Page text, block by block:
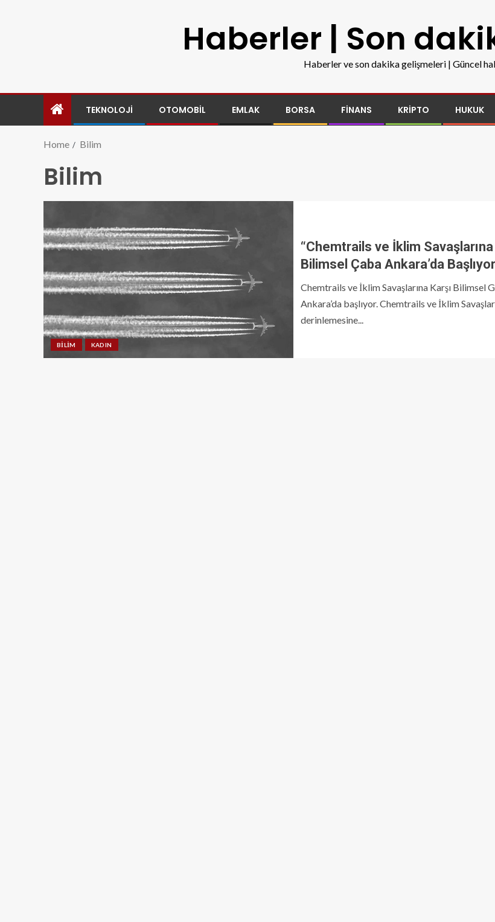
Haberler | Son
Haberler ve son dakika gelişmeleri | Güncel
TEKNOLOJI OTOMOBIL EMLAK BORSA FINANS KRIPTO HUKUK
Home Bilim
Bilim
BILIM KADIN
“Chemtrails ve İklim Savaşlarına
Bilimsel Çaba Ankara’da
Chemtrails ve İklim Savaşlarına Karşı Bilimsel
Ankara’da başlıyor. Chemtrails ve İklim
derinlemesine...